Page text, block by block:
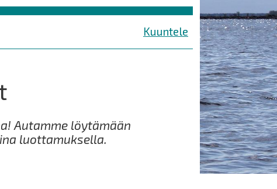
Kuuntele
Autamme löytämään
luottamuksella.